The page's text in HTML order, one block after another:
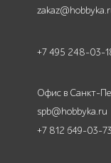
+7 495 248-03-
Офис в Санкт-
spb@hobbyka.ru
+7 812 649-03-73